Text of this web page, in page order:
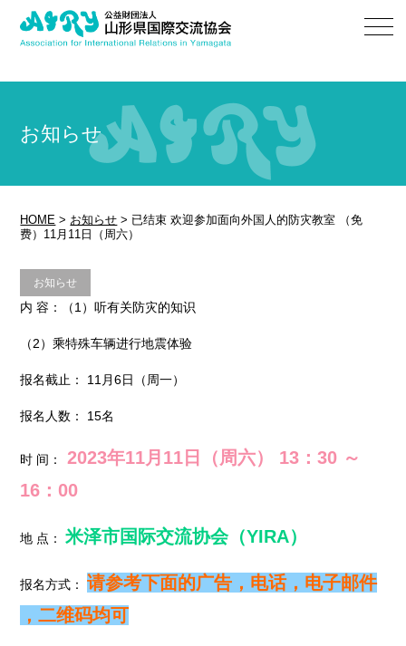
お知らせ
HOME > お知らせ > 已结束 欢迎参加面向外国人的防灾教室 （免
费）11月11日（周六）
お知らせ
内 容：（1）听有关防灾的知识
（2）乘特殊车辆进行地震体验
报名截止： 11月6日（周一）
报名人数： 15名
时 间：
2023年11月11日（周六） 13：30 ～
16：00
地 点：米泽市国际交流协会（YIRA）
报名方式：请参考下面的广告，电话，电子邮件
，二维码均可